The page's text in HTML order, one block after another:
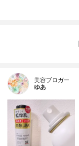
美容ブロガー
ゆあ